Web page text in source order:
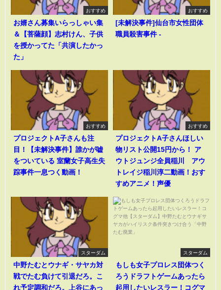
おすすめ
お婿さん募集いらっしゃい集
＆【菩薩顔】志村けん、子供
を授かってた「共演したかっ
た」
おすすめ
[未解決事件]仙台市女性団体
職員殺害事件 -
おすすめ
プロジェクトA子さんも注
目！【未解決事件】誰かが嘘
をついている 室蘭女子高生失
踪事件一息つく動画！
おすすめ
プロジェクトA子さんほしい
物リスト公開15円から！ ア
ウトジュンジ全員稲川 アウ
トレイジ稲川淳二動画！おす
すめアニメ！声優
スターダム
中野たむとウナギ・サヤカ対
戦でたむ負けて引退だろ。こ
れ予定調和だろ。上谷にあっ
スターダム
もしも女子プロレス団体つく
ろうドラフトゲームあったら
起用したいレスラー！コグマ